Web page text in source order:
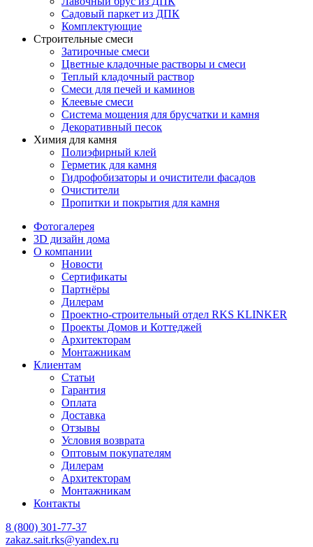
Садовый паркет из ДПК
Комплектующие
Строительные смеси
Затирочные смеси
Цветные кладочные растворы и смеси
Теплый кладочный раствор
Смеси для печей и каминов
Клеевые смеси
Система мощения для брусчатки и камня
Декоративный песок
Химия для камня
Полиэфирный клей
Герметик для камня
Гидрофобизаторы и очистители фасадов
Очистители
Пропитки и покрытия для камня
Фотогалерея
3D дизайн дома
О компании
Новости
Сертификаты
Партнёры
Дилерам
Проектно-строительный отдел RKS KLINKER
Проекты Домов и Коттеджей
Архитекторам
Монтажникам
Клиентам
Статьи
Гарантия
Оплата
Доставка
Отзывы
Условия возврата
Оптовым покупателям
Дилерам
Архитекторам
Монтажникам
Контакты
8 (800) 301-77-37
zakaz.sait.rks@yandex.ru